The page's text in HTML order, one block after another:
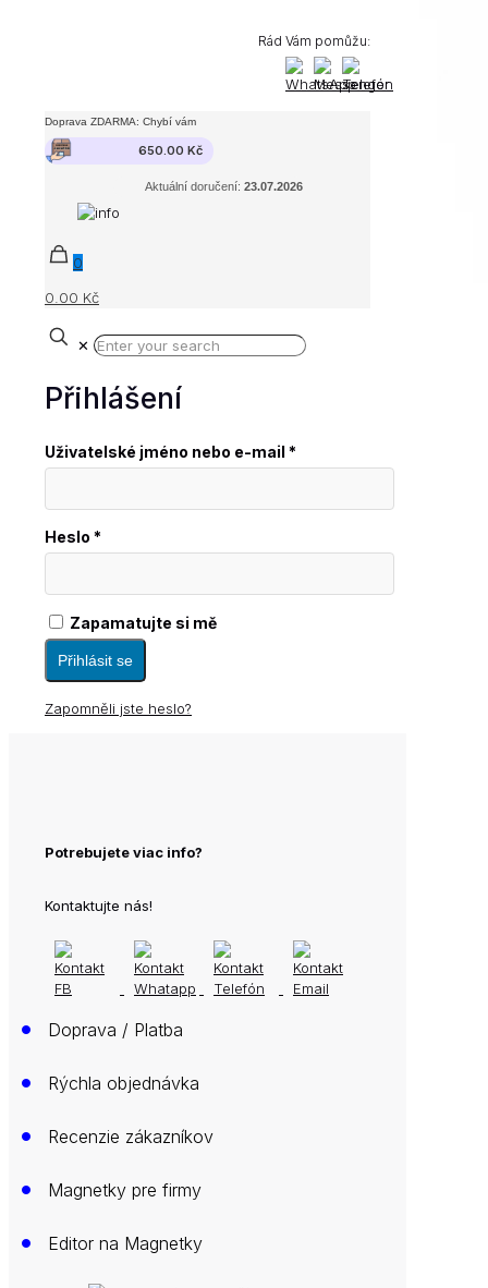
Rád Vám pomůžu:
Doprava ZDARMA: Chybí vám
650.00 Kč
Aktuální doručení: 23.07.2026
0
0.00 Kč
✕
Přihlášení
Uživatelské jméno nebo e-mail *
Heslo *
Zapamatujte si mě
Přihlásit se
Zapomněli jste heslo?
Potrebujete viac info?
Kontaktujte nás!
• Doprava / Platba
• Rýchla objednávka
• Recenzie zákazníkov
• Magnetky pre firmy
• Editor na Magnetky